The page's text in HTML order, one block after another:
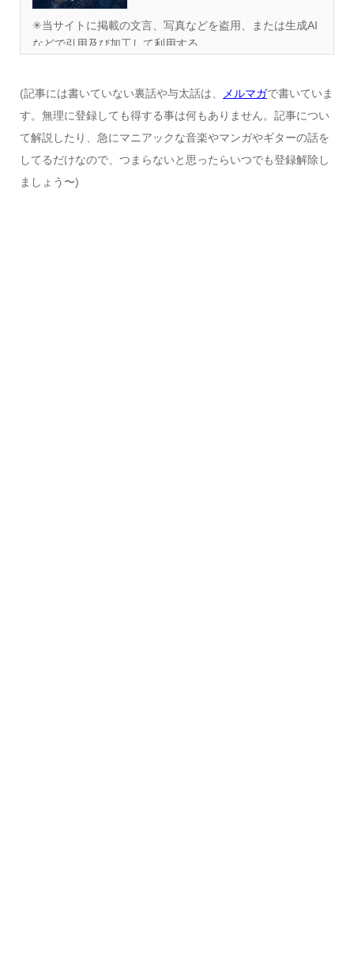
✳︎当サイトに掲載の文言、写真などを盗用、または生成AI
などで引用及び加工して利用する...
(記事には書いていない裏話や与太話は、 メルマガで書いていま
す。無理に登録しても得する事は何もありません。記事につい
て解説したり、急にマニアックな音楽やマンガやギターの話を
してるだけなので、つまらないと思ったらいつでも登録解除し
ましょう〜)